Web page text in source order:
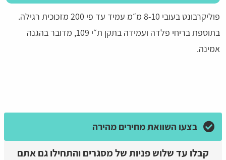
פוליקרבונט בעובי 8-10 מ״מ עמיד עד פי 200 מזכוכית רגילה.
בתוספת בריחי פלדה ועמידה בתקן ת״י 109, מדובר בהגנה
אמינה.
בצעו השוואת מחירים מהירה
קבלו עד שלוש פניות של מסגרים והתחילו גם אתם